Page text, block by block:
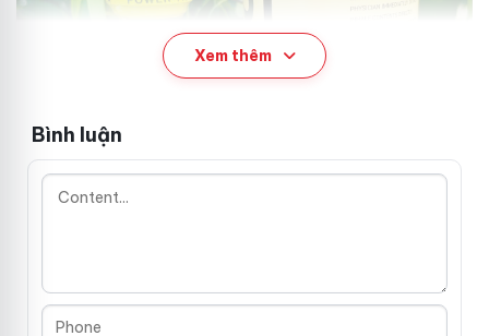
Xem thêm
Bình luận